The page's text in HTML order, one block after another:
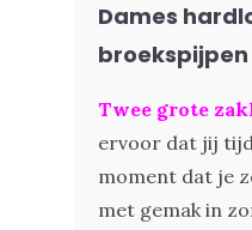
Dames
broekspijpen
Twee grote
ervoor dat jij
moment dat je
met gemak in